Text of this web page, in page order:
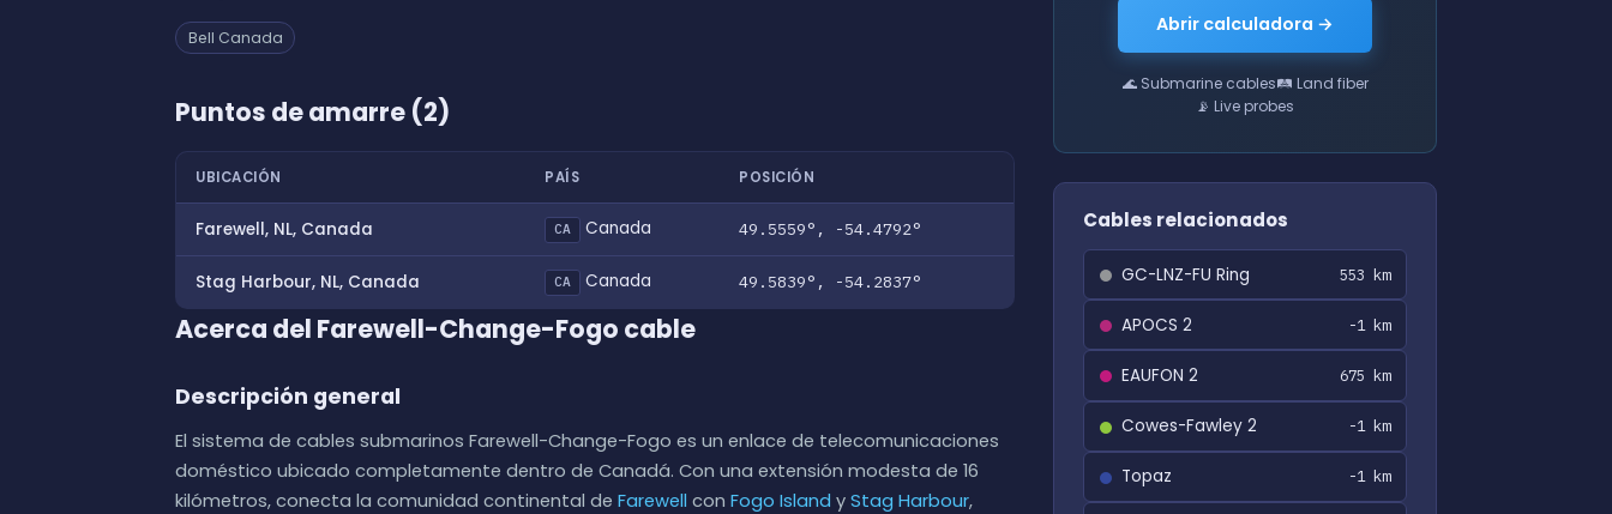
Bell Canada
Puntos de amarre (2)
UBICACIÓN PAÍS POSICIÓN
Farewell, NL, Canada CA Canada 49.5559°, -54.4792°
Stag Harbour, NL, Canada CA Canada 49.5839°, -54.2837°
Acerca del Farewell-Change-Fogo cable
Descripción general
El sistema de cables submarinos Farewell-Change-Fogo es un enlace de telecomunicaciones
doméstico ubicado completamente dentro de Canadá. Con una extensión modesta de 16
kilómetros, conecta la comunidad continental de Farewell con Fogo Island y Stag Harbour,
Abrir calculadora →
🌊 Submarine cables🛤 Land fiber
📡 Live probes
Cables relacionados
GC-LNZ-FU Ring 553 km
APOCS 2 -1 km
EAUFON 2 675 km
Cowes-Fawley 2 -1 km
Topaz -1 km